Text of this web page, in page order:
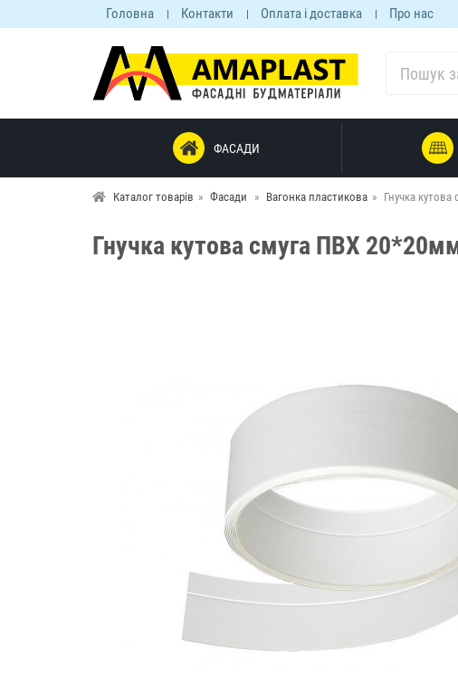
Головна Контакти Оплата і доставка Про нас
ФАСАДИ
Каталог товарів Фасади Вагонка пластикова Гнучка
Гнучка кутова смуга ПВХ